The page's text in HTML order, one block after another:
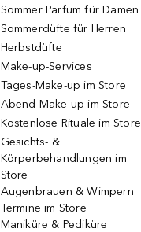
Sommer Parfum für Damen
Sommerdüfte für Herren
Herbstdüfte
Make-up-Services
Tages-Make-up im Store
Abend-Make-up im Store
Kostenlose Rituale im Store
Gesichts- &
Körperbehandlungen im
Store
Augenbrauen & Wimpern
Termine im Store
Maniküre & Pediküre